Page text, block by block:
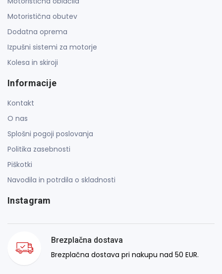
Motoristična obutev
Dodatna oprema
Izpušni sistemi za motorje
Kolesa in skiroji
Informacije
Kontakt
O nas
Splošni pogoji poslovanja
Politika zasebnosti
Piškotki
Navodila in potrdila o skladnosti
Instagram
Brezplačna dostava
Brezplačna dostava pri nakupu nad 50 EUR.